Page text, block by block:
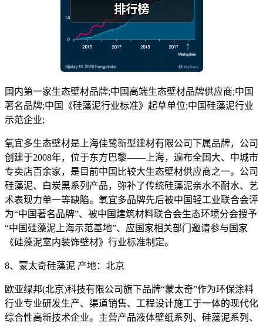
国内第一家生态壁材品牌;中国高端生态壁材品牌供应商;中国
著名品牌;中国《硅藻泥行业标准》起草单位;中国硅藻泥行业
示范企业;
氧宜多生态壁材是上海佳鹭新型建材有限公司下属品牌，公司
创建于2008年，位于东方巴黎——上海，遍布全国大、中城市
专卖店百余家，是目前中国比较大生态壁材供应商之一。公司
硅藻泥、白炭黑系列产品，弥补了传统硅藻泥亲水不耐水、艺
术表现力单一等缺陷。氧宜多品牌先后被中国轻工业联合会评
为“中国著名品牌”、被中国建筑材料联合会生态环境分会授予
“中国硅藻泥上海示范基地”、应国家相关部门邀请参与国家
《硅藻泥室内装饰壁材》行业标准制定。
8、蒙太奇硅藻泥 产地：北京
欧亚绿邦(北京)科技有限公司旗下品牌“蒙太奇”作为环保涂料
行业专业研发生产、渠道销售、工程设计施工于一体的现代化
综合性高新技术企业。主营产品液体壁纸系列、硅藻泥系列、